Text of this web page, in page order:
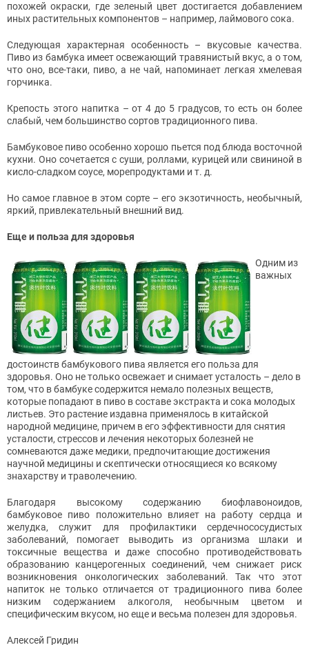
похожей окраски, где зеленый цвет достигается добавлением
иных растительных компонентов – например, лаймового сока.
Следующая характерная особенность – вкусовые качества.
Пиво из бамбука имеет освежающий травянистый вкус, а о том,
что оно, все-таки, пиво, а не чай, напоминает легкая хмелевая
горчинка.
Крепость этого напитка – от 4 до 5 градусов, то есть он более
слабый, чем большинство сортов традиционного пива.
Бамбуковое пиво особенно хорошо пьется под блюда восточной
кухни. Оно сочетается с суши, роллами, курицей или свининой в
кисло-сладком соусе, морепродуктами и т. д.
Но самое главное в этом сорте – его экзотичность, необычный,
яркий, привлекательный внешний вид.
Еще и польза для здоровья
Одним из
важных
достоинств бамбукового пива является его польза для
здоровья. Оно не только освежает и снимает усталость – дело в
том, что в бамбуке содержится немало полезных веществ,
которые попадают в пиво в составе экстракта и сока молодых
листьев. Это растение издавна применялось в китайской
народной медицине, причем в его эффективности для снятия
усталости, стрессов и лечения некоторых болезней не
сомневаются даже медики, предпочитающие достижения
научной медицины и скептически относящиеся ко всякому
знахарству и траволечению.
Благодаря высокому содержанию биофлавоноидов,
бамбуковое пиво положительно влияет на работу сердца и
желудка, служит для профилактики сердечнососудистых
заболеваний, помогает выводить из организма шлаки и
токсичные вещества и даже способно противодействовать
образованию канцерогенных соединений, чем снижает риск
возникновения онкологических заболеваний. Так что этот
напиток не только отличается от традиционного пива более
низким содержанием алкоголя, необычным цветом и
специфическим вкусом, но еще и весьма полезен для здоровья.
Алексей Гридин